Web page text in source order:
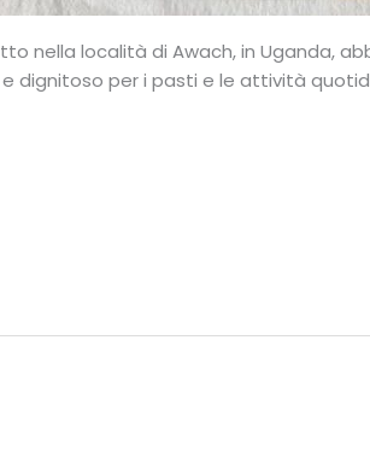
nella località di Awach, in Uganda,
dignitoso per i pasti e le attività